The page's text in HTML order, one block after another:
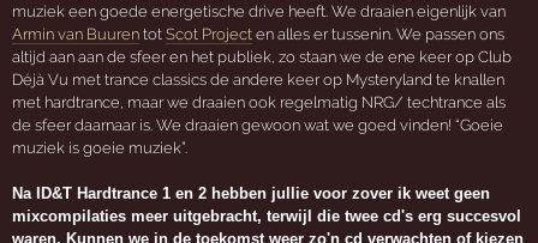
muziek een goede energetische drive heeft. We draaien eigenlijk van
Armin van Buuren totScot Project en alles er tussenin. We passen ons
altijd aan aan de sfeer en het publiek, zo staan we de ene keer op Club
Déjà Vu met trance classics de andere keer op Mysteryland te knallen
met hardtrance, maar we draaien ook regelmatig NRG/ techtrance als
de sfeer daarnaar is. We draaien gewoon wat we goed vinden! “Goeie
muziek is goeie muziek”.
Na ID&T Hardtrance 1 en 2 hebben jullie voor zover ik weet geen
mixcompilaties meer uitgebracht, terwijl die twee cd's erg succesvol
waren. Kunnen we in de toekomst weer zo'n cd verwachten of kiezen